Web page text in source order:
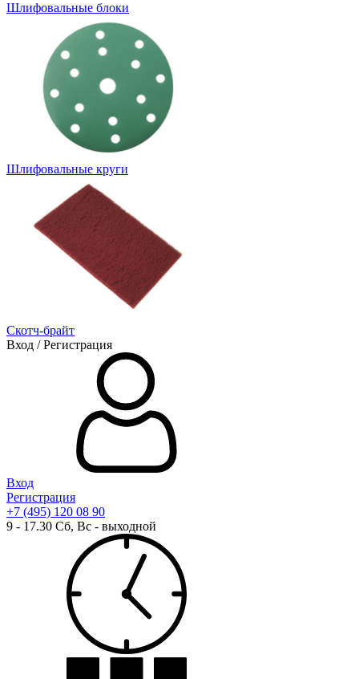
Шлифовальные блоки
Шлифовальные круги
Скотч-брайт
Вход / Регистрация
Вход
Регистрация
+7 (495) 120 08 90
9 - 17.30 Сб, Вс - выходной